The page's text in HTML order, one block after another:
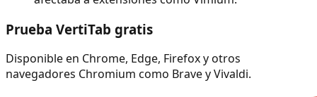
Prueba VertiTab gratis
Disponible en Chrome, Edge, Firefox y otros
navegadores Chromium como Brave y Vivaldi.